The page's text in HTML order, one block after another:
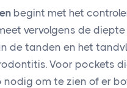
begint met het
vervolgens de
de tanden en het
Voor pockets
om te zien of er